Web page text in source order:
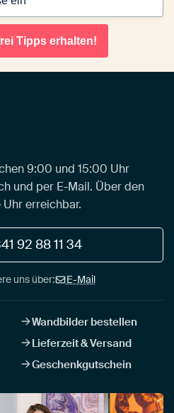
Tipps erhalten!
9:00 und 15:00 Uhr
und per E-Mail. Über den
erreichbar.
92 88 11 34
uns über: E-Mail
Wandbilder bestellen
Lieferzeit & Versand
Geschenkgutschein